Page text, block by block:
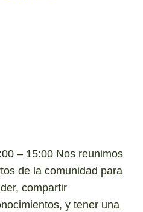
– 15:00 Nos reunimos
de la comunidad para
compartir
y tener una